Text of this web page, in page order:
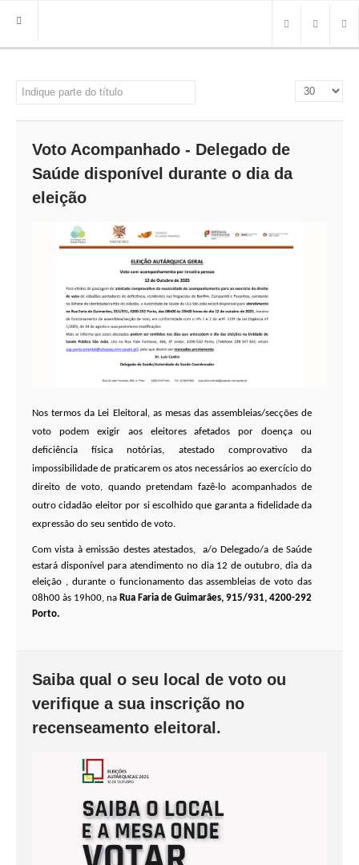
FREGUESIA
INFO
HISTÓRIA
ROTEIRO TURÍSTICO
TRANSPORTES
CONTACTOS ÚTEIS
IMPRENSA
AUTARQUIA
CONSTITUIÇÃO
PRESIDENTE
EXECUTIVO E PELOUROS
ASSEMBLEIA DE FREGUESIA
DOCUMENTOS
PLANO E ORÇAMENTO
RELATÓRIO E CONTAS
INVENTÁRIO
CÓDIGO DE CONDUTA
ORÇAMENTO COLABORATIVO
FUNDO DE APOIO AO ASSOCIATIVISMO
SUBVENÇÕES PÚBLICAS
Indique parte do título Qtd. a
Voto Acompanhado - Delegado de
Saúde disponível durante o dia da
eleição
Nos termos da Lei Eleitoral, as mesas das assembleias/secções de
voto podem exigir aos eleitores afetados por doença ou
deficiência física notórias, atestado comprovativo da
impossibilidade de praticarem os atos necessários ao exercício do
direito de voto, quando pretendam fazê-lo acompanhados de
outro cidadão eleitor por si escolhido que garanta a fidelidade da
expressão do seu sentido de voto.
Com vista à emissão destes atestados, a/o Delegado/a de Saúde
estará disponível para atendimento no dia 12 de outubro, dia da
eleição , durante o funcionamento das assembleias de voto das
08h00 às 19h00, na Rua Faria de Guimarães, 915/931, 4200-292
Porto.
Saiba qual o seu local de voto ou
verifique a sua inscrição no
recenseamento eleitoral.